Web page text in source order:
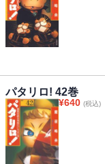
パタリロ! 42巻
¥640 (税込)